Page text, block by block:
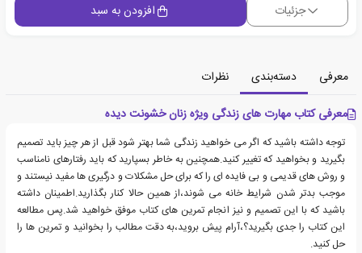
جزئیات افزودن به سبد
معرفی دسته‌بندی
نظرات
معرفی کتاب مهارت های زندگی ویژه زنان خشونت دیده
توجه داشته باشید که اگر می خواهید زندگی شما بهتر شود قبل از هر چیز باید تصمیم
بگیرید و بخواهید که تغییر کنید.همچنین به خاطر بسپارید که باید رفتارهای نامناسب
و روش های قدیمی و بی فایده ای را که برای حل مشکلات و درگیری ها مفید نیستند و
موجب بدتر شدن شرایط خانه می شوند،از همین حالا کنار بگذارید.اطمینان داشته
باشید که با این تصمیم و نیز انجام تمرین های کتاب موفق خواهید شد.پس مطالعه
این کتاب را جدی بگیرید؟،آرام پیش بروید،به دقت مطالب را بخوانید و تمرین ها را
حل کنید.